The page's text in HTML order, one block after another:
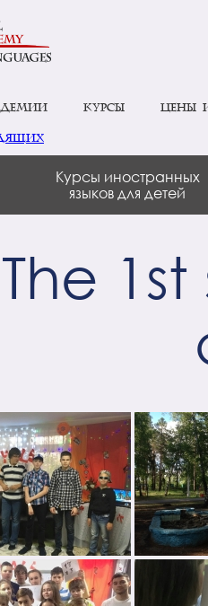
Курсы Цены
Курсы иностранных
языков для детей
The